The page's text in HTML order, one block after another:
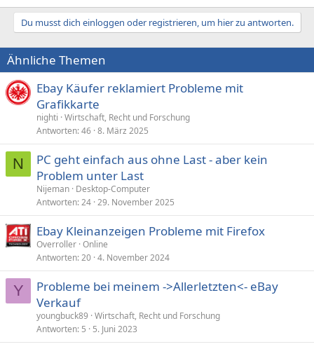
Du musst dich einloggen oder registrieren, um hier zu antworten.
Ähnliche Themen
Ebay Käufer reklamiert Probleme mit
Grafikkarte
nighti Wirtschaft, Recht und Forschung
Antworten 46 8. März 2025
N
PC geht einfach aus ohne Last - aber kein
Problem unter Last
Nijeman Desktop-Computer
Antworten 24 29. November 2025
Ebay Kleinanzeigen Probleme mit Firefox
Overroller Online
Antworten 20 4. November 2024
Y
Probleme bei meinem ->Allerletzten<- eBay
Verkauf
youngbuck89 Wirtschaft, Recht und Forschung
Antworten 5 5. Juni 2023